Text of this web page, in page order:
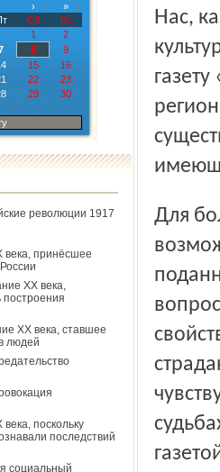
›
»
Сб
Вс
1
2
8
9
15
16
22
23
29
30
революции 1917
принёсшее
ХХ века,
ХХ века, ставшее
людей
поскольку
последствий
социальный
Нас, казалось, уже трудно удивить новациями в области
Для большинства ярославцев это было бы потерей